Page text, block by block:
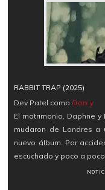
RABBIT TRAP (2025)
Dev Patel comoDarcy
El matrimonio, Daphne
mudaron de Londres a
nuevo álbum. Por
escuchado y poco a